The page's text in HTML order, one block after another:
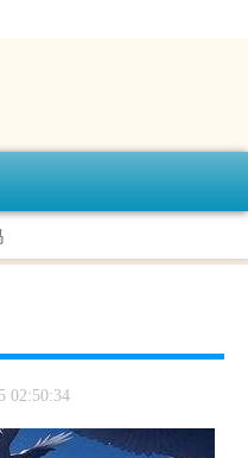
02:50:34